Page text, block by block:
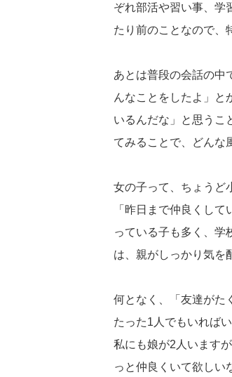
ぞれ部活や習い事、学
たり前のことなので、
あとは普段の会話の中
んなことをしたよ」と
いるんだな」と思うこ
てみることで、どんな
女の子って、ちょうど
「昨日まで仲良くし
っている子も多く、学
は、親がしっかり気を
何となく、「友達がた
たった1人でもいれば
私にも娘が2人います
っと仲良くいて欲しい